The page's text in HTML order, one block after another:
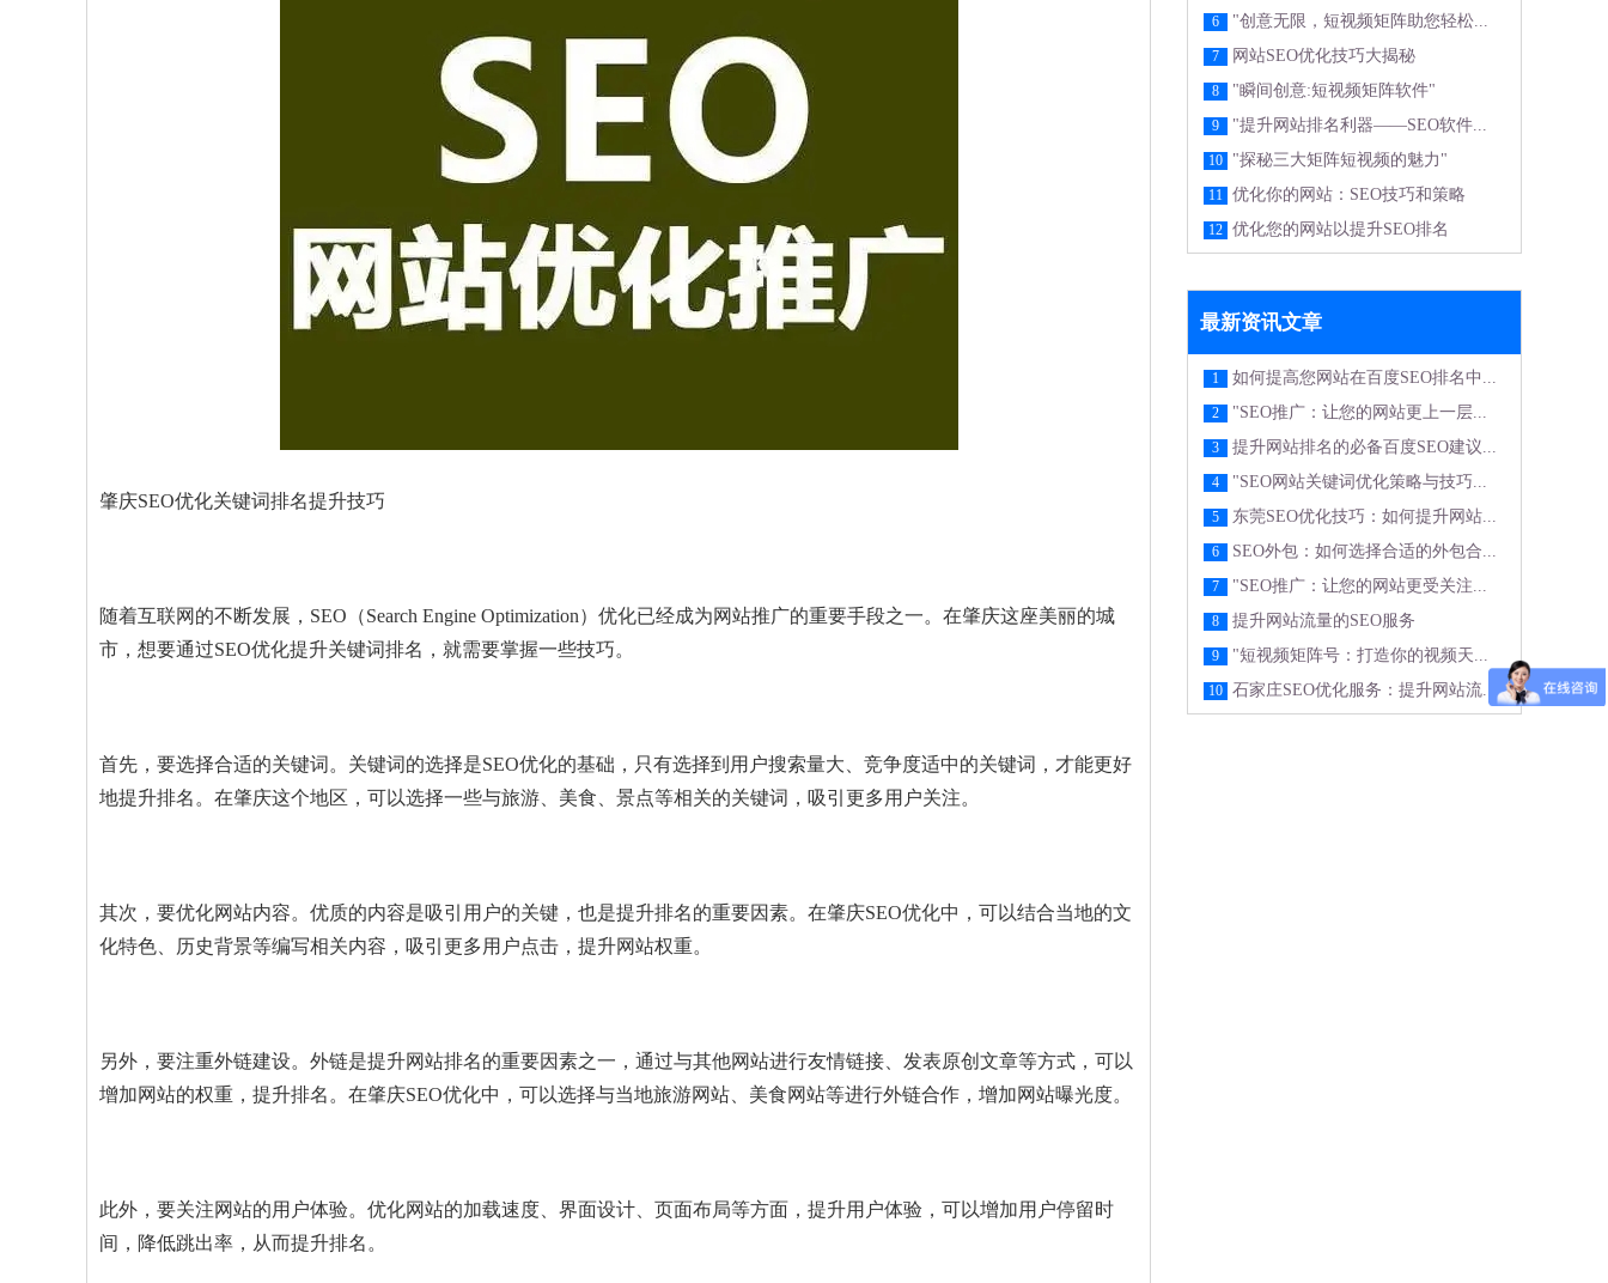
肇庆SEO优化关键词排名提升技巧
随着互联网的不断发展，SEO（Search Engine Optimization）优化已经成为网站推广的重要手段之一。在肇庆这座美丽的城
市，想要通过SEO优化提升关键词排名，就需要掌握一些技巧。
首先，要选择合适的关键词。关键词的选择是SEO优化的基础，只有选择到用户搜索量大、竞争度适中的关键词，才能更好
地提升排名。在肇庆这个地区，可以选择一些与旅游、美食、景点等相关的关键词，吸引更多用户关注。
其次，要优化网站内容。优质的内容是吸引用户的关键，也是提升排名的重要因素。在肇庆SEO优化中，可以结合当地的文
化特色、历史背景等编写相关内容，吸引更多用户点击，提升网站权重。
另外，要注重外链建设。外链是提升网站排名的重要因素之一，通过与其他网站进行友情链接、发表原创文章等方式，可以
增加网站的权重，提升排名。在肇庆SEO优化中，可以选择与当地旅游网站、美食网站等进行外链合作，增加网站曝光度。
此外，要关注网站的用户体验。优化网站的加载速度、界面设计、页面布局等方面，提升用户体验，可以增加用户停留时
间，降低跳出率，从而提升排名。
6 "创意无限，短视频矩阵助您轻松...
7 网站SEO优化技巧大揭秘
8 "瞬间创意:短视频矩阵软件"
9 "提升网站排名利器——SEO软件...
10 "探秘三大矩阵短视频的魅力"
11 优化你的网站：SEO技巧和策略
12 优化您的网站以提升SEO排名
最新资讯文章
1 如何提高您网站在百度SEO排名中...
2 "SEO推广：让您的网站更上一层...
3 提升网站排名的必备百度SEO建议...
4 "SEO网站关键词优化策略与技巧...
5 东莞SEO优化技巧：如何提升网站...
6 SEO外包：如何选择合适的外包合...
7 "SEO推广：让您的网站更受关注...
8 提升网站流量的SEO服务
9 "短视频矩阵号：打造你的视频天...
10 石家庄SEO优化服务：提升网站流...